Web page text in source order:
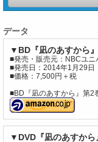
データ
▼BD『凪のあすから
■発売・販売元：NBCユニ
■発売日：2014年1月29日
■価格：7,500円＋税
■BD『凪のあすから』第2
▼DVD『凪のあすから